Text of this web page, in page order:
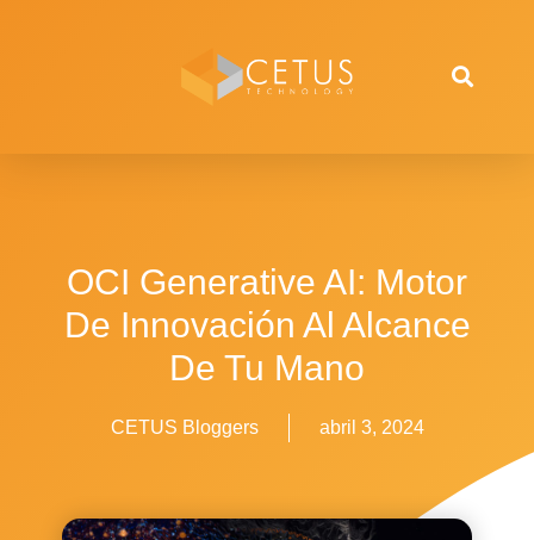
OCI Generative AI: Motor
De Innovación Al Alcance
De Tu Mano
CETUS Bloggers abril 3, 2024